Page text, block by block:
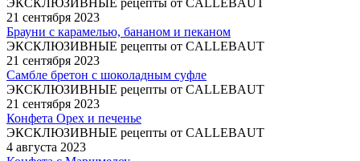
21 сентября 2023
Брауни с карамелью, бананом и пеканом
ЭКСКЛЮЗИВНЫЕ рецепты от CALLEBAUT
21 сентября 2023
Самбле бретон с шоколадным суфле
ЭКСКЛЮЗИВНЫЕ рецепты от CALLEBAUT
21 сентября 2023
Конфета Орех и печенье
ЭКСКЛЮЗИВНЫЕ рецепты от CALLEBAUT
4 августа 2023